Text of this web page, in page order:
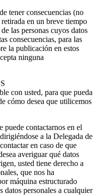
tener consecuencias (no
en un breve tiempo
las personas cuyos datos
consecuencias, para las
la publicación en estos
ninguna
con usted, para que pueda
cómo desea que utilicemos
puede contactarnos en el
a la Delegada de
en caso de que
averiguar qué datos
usted tiene derecho a
que nos ha
máquina estructurado
datos personales a cualquier